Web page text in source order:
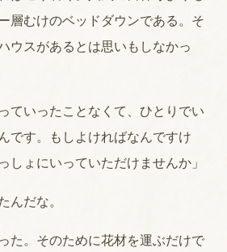
層むけのベッドダウンである。そ
ウスがあるとは思いもしなかっ
ていったことなくて、ひとりでい
です。もしよければなんですけ
しょにいっていただけませんか」
だな。
た。そのために花材を運ぶだけで